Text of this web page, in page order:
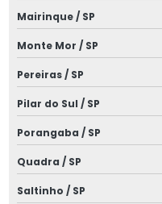
Laudo de cabine primária
Laudo de dispensa de spda
Laudo elétrico nr 10
Laudo elétrico nr10
Laudo de média tensão
Mairinque / SP
Monte Mor / SP
Pereiras / SP
Pilar do Sul / SP
Porangaba / SP
Quadra / SP
Saltinho / SP